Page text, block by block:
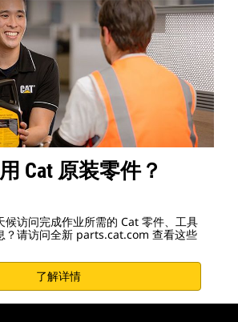
Cat 原装零件？
候访问完成作业所需的 Cat 零件、工具
？请访问全新 parts.cat.com 查看这些
了解详情